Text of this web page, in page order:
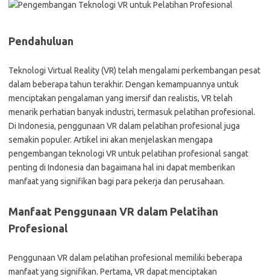
Pendahuluan
Teknologi Virtual Reality (VR) telah mengalami perkembangan pesat
dalam beberapa tahun terakhir. Dengan kemampuannya untuk
menciptakan pengalaman yang imersif dan realistis, VR telah
menarik perhatian banyak industri, termasuk pelatihan profesional.
Di Indonesia, penggunaan VR dalam pelatihan profesional juga
semakin populer. Artikel ini akan menjelaskan mengapa
pengembangan teknologi VR untuk pelatihan profesional sangat
penting di Indonesia dan bagaimana hal ini dapat memberikan
manfaat yang signifikan bagi para pekerja dan perusahaan.
Manfaat Penggunaan VR dalam Pelatihan
Profesional
Penggunaan VR dalam pelatihan profesional memiliki beberapa
manfaat yang signifikan. Pertama, VR dapat menciptakan